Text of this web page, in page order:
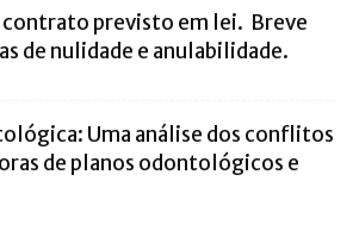
contrato previsto em lei. Breve
de nulidade e anulabilidade.
Uma análise dos conflitos
de planos odontológicos e